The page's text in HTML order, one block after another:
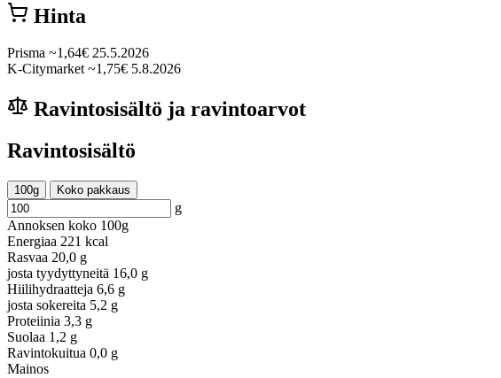
Hinta
Prisma ~1,64€ 25.5.2026
K-Citymarket ~1,75€ 5.8.2026
Ravintosisältö ja ravintoarvot
Ravintosisältö
100g Koko pakkaus
g
Annoksen koko 100g
Energiaa 221 kcal
Rasvaa 20,0 g
josta tyydyttyneitä 16,0 g
Hiilihydraatteja 6,6 g
josta sokereita 5,2 g
Proteiinia 3,3 g
Suolaa 1,2 g
Ravintokuitua 0,0 g
Mainos